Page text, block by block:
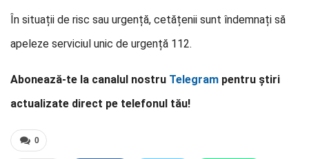
În situații de risc sau urgență, cetățenii sunt îndemnați să
apeleze serviciul unic de urgență 112.
Abonează-te la canalul nostru Telegram pentru știri
actualizate direct pe telefonul tău!
0